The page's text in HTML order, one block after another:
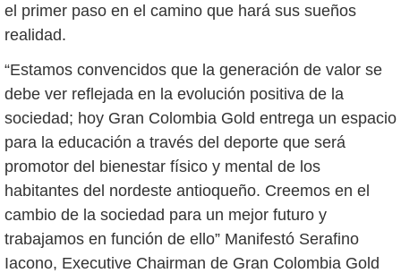
el primer paso en el camino que hará sus sueños
realidad.
“Estamos convencidos que la generación de valor se
debe ver reflejada en la evolución positiva de la
sociedad; hoy Gran Colombia Gold entrega un espacio
para la educación a través del deporte que será
promotor del bienestar físico y mental de los
habitantes del nordeste antioqueño. Creemos en el
cambio de la sociedad para un mejor futuro y
trabajamos en función de ello” Manifestó Serafino
Iacono, Executive Chairman de Gran Colombia Gold